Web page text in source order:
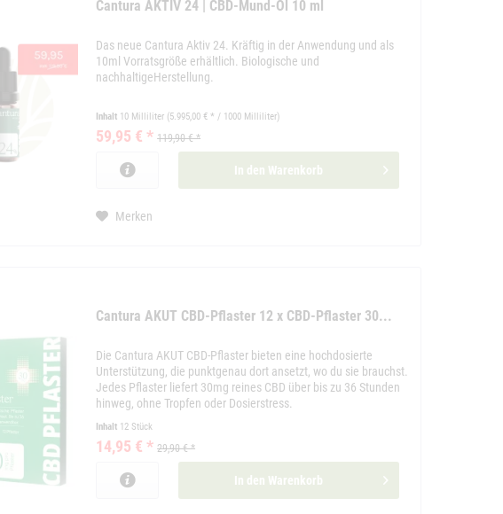
Cantura AKTIV 24 | CBD-Mund-Öl 10 ml
Das neue Cantura Aktiv 24. Kräftig in der Anwendung und als
10ml Vorratsgröße erhältlich. Biologische und
nachhaltigeHerstellung.
Inhalt 10 Milliliter (5.995,00 € * / 1000 Milliliter)
59,95 € * 119,90 € *
In den Warenkorb
Merken
Cantura AKUT CBD-Pflaster 12 x CBD-Pflaster 30...
Die Cantura AKUT CBD-Pflaster bieten eine hochdosierte
Unterstützung, die punktgenau dort ansetzt, wo du sie brauchst.
Jedes Pflaster liefert 30mg reines CBD über bis zu 36 Stunden
hinweg, ohne Tropfen oder Dosierstress.
Inhalt 12 Stück
14,95 € * 29,90 € *
In den Warenkorb